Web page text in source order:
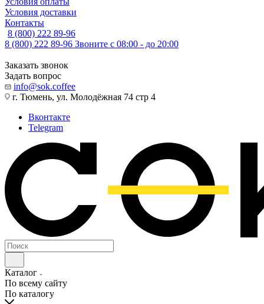
Условия доставки
Контакты
8 (800) 222 89-96
8 (800) 222 89-96 Звоните с 08:00 - до 20:00
Заказать звонок
Задать вопрос
info@sok.coffee
г. Тюмень, ул. Молодёжная 74 стр 4
Вконтакте
Telegram
Каталог
По всему сайту
По каталогу